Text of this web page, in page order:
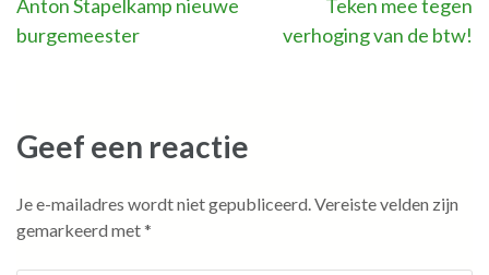
Bericht
navigatie
Anton Stapelkamp nieuwe
burgemeester
Teken mee tegen
verhoging van de btw!
Geef een reactie
Je e-mailadres wordt niet gepubliceerd.Vereiste velden zijn
gemarkeerd met*